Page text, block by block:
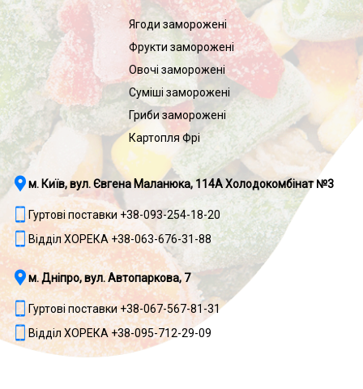
Ягоди заморожені
Фрукти заморожені
Овочі заморожені
Суміші заморожені
Гриби заморожені
Картопля Фрі
м. Київ, вул. Євгена Маланюка, 114А Холодокомбінат №3
Гуртові поставки +38-093-254-18-20
Відділ ХОРЕКА +38-063-676-31-88
м. Дніпро, вул. Автопаркова, 7
Гуртові поставки +38-067-567-81-31
Відділ ХОРЕКА +38-095-712-29-09